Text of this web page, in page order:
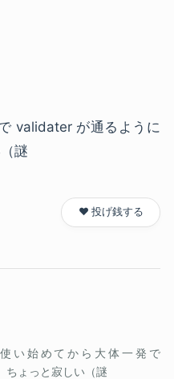
validater が通るように
謎
❤️ 投げ銭する
い始めてから大体一発で
ょっと寂しい（謎